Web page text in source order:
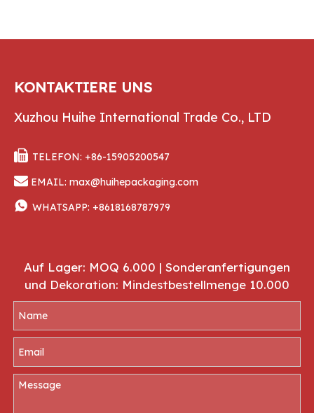
KONTAKTIERE UNS
Xuzhou Huihe International Trade Co., LTD
 TELEFON: +86-15905200547
 EMAIL: max@huihepackaging.com
 WHATSAPP: +8618168787979
Auf Lager: MOQ 6.000 | Sonderanfertigungen
und Dekoration: Mindestbestellmenge 10.000